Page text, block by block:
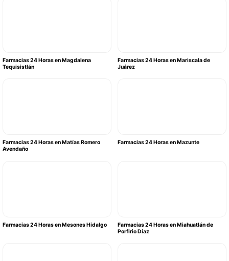
Farmacias 24 Horas en Magdalena
Tequisistlán
Farmacias 24 Horas en Mariscala de
Juárez
Farmacias 24 Horas en Matías Romero
Avendaño
Farmacias 24 Horas en Mazunte
Farmacias 24 Horas en Mesones Hidalgo
Farmacias 24 Horas en Miahuatlán de
Porfirio Díaz